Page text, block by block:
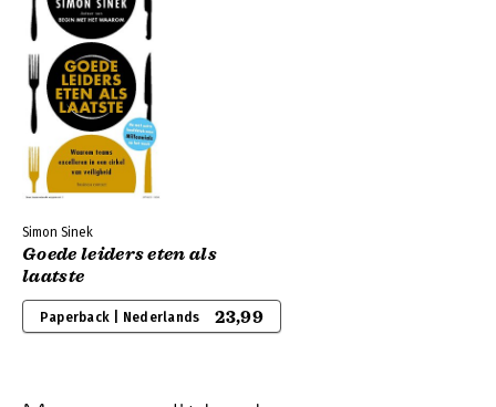
Simon Sinek
Goede leiders eten als
laatste
Paperback | Nederlands 23,99